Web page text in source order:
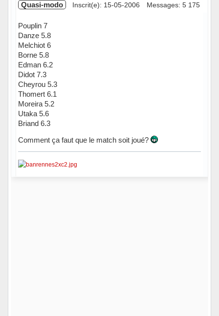
Quasi-modo Inscrit(e): 15-05-2006 Messages: 5 175
Pouplin 7
Danze 5.8
Melchiot 6
Borne 5.8
Edman 6.2
Didot 7.3
Cheyrou 5.3
Thomert 6.1
Moreira 5.2
Utaka 5.6
Briand 6.3
Comment ça faut que le match soit joué?